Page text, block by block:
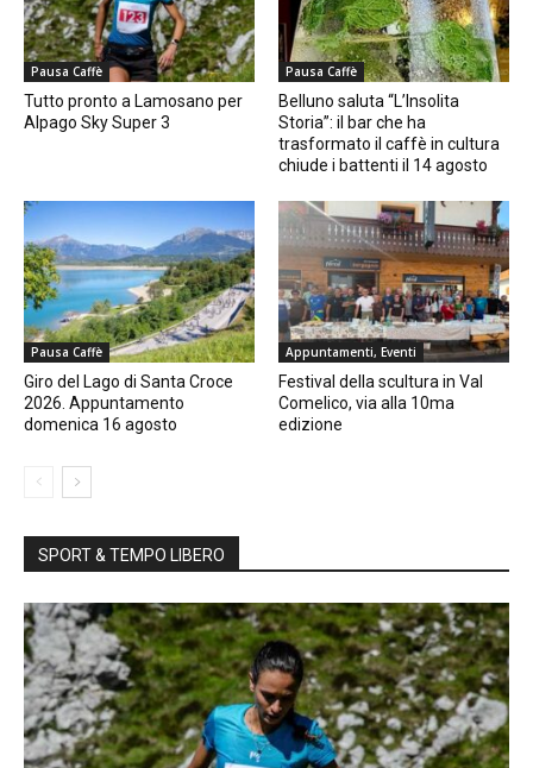
Pausa Caffè
Tutto pronto a Lamosano per
Alpago Sky Super 3
Pausa Caffè
Belluno saluta “L’Insolita
Storia”: il bar che ha
trasformato il caffè in cultura
chiude i battenti il 14 agosto
Pausa Caffè
Giro del Lago di Santa Croce
2026. Appuntamento
domenica 16 agosto
Appuntamenti, Eventi
Festival della scultura in Val
Comelico, via alla 10ma
edizione
SPORT & TEMPO LIBERO